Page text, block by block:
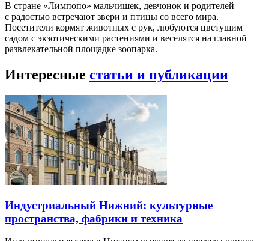
В стране «Лимпопо» мальчишек, девчонок и родителей
с радостью встречают звери и птицы со всего мира.
Посетители кормят животных с рук, любуются цветущим
садом с экзотическими растениями и веселятся на главной
развлекательной площадке зоопарка.
Интересные статьи и публикации
Индустриальный Нижний: культурные
пространства, фабрики и техника